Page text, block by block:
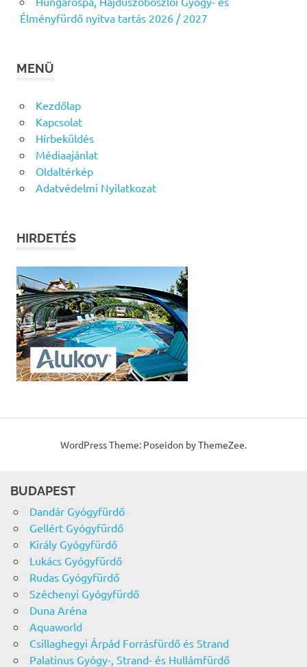
Élményfürdő nyitva tartás 2026 / 2027
MENÜ
Kezdőlap
Kapcsolat
Hírbeküldés
Médiaajánlat
Oldaltérkép
Adatvédelmi Nyilatkozat
HIRDETÉS
WordPress Theme: Poseidon by ThemeZee.
BUDAPEST
Dandár Gyógyfürdő
Gellért Gyógyfürdő
Király Gyógyfürdő
Lukács Gyógyfürdő
Rudas Gyógyfürdő
Széchenyi Gyógyfürdő
Duna Aréna
Aquaworld
Csillaghegyi Árpád Forrásfürdő és Strand
Palatinus Gyógy-, Strand- és Hullámfürdő